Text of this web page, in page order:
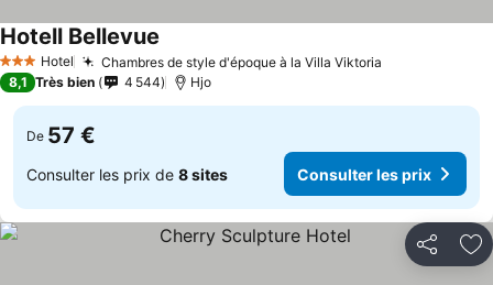
3 ÉtoilesHotel Chambres de style d'époque à la Villa Viktoria
Hotell Bellevue
8,1 Très bien 4 544 Hjo
De 57 €
Consulter les prix de 8 sites Consulter les prix
Partager